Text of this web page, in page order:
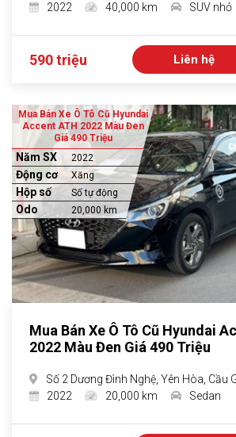
2022
40,000 km SUV nhỏ
590 triệu Liên hệ
Mua Bán Xe Ô Tô Cũ Hyundai
Accent ATH 2022 Màu Đen
Giá 490 Triệu
Năm SX 2022
Động cơ Xăng
Hộp số Số tự động
Odo 20,000 km
Mua Bán Xe Ô Tô Cũ Hyundai
2022 Màu Đen Giá 490 Triệu
Số 2 Dương Đình Nghệ, Yên Hòa, Cầu
2022
20,000 km Sedan